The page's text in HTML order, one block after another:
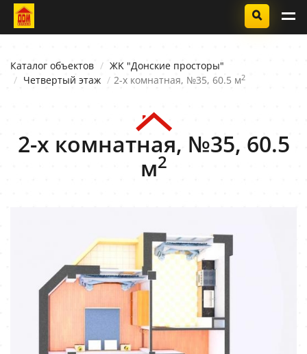
Каталог объектов
ЖK "Донские просторы"
Четвертый этаж
2-х комнатная, №35, 60.5 м2
2-х комнатная, №35, 60.5
м2